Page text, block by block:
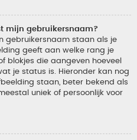
mijn gebruikersnaam?
gebruikersnaam staan als je
geeft aan welke rang je
blokjes die aangeven hoeveel
je status is. Hieronder kan nog
staan, beter bekend als
uniek of persoonlijk voor